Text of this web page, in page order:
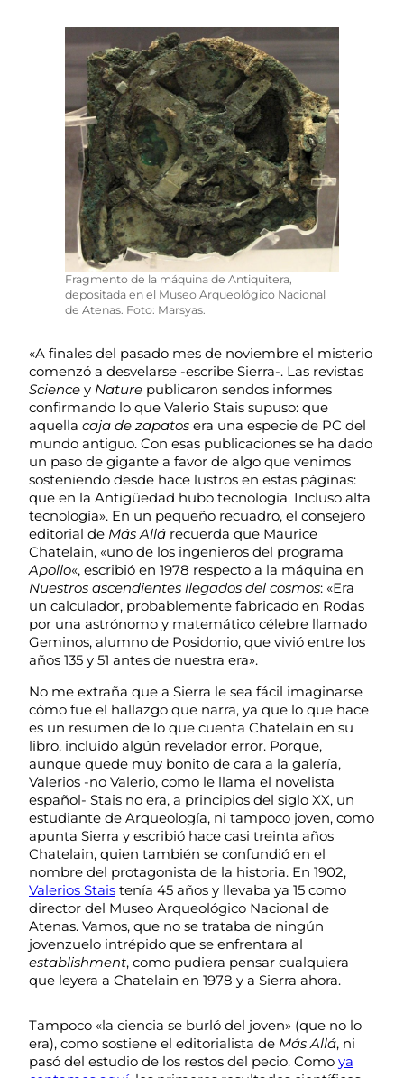
Fragmento de la máquina de Antiquitera,
depositada en el Museo Arqueológico Nacional
de Atenas. Foto: Marsyas.
«A finales del pasado mes de noviembre el misterio
comenzó a desvelarse -escribe Sierra-. Las revistas
Science y Nature publicaron sendos informes
confirmando lo que Valerio Stais supuso: que
aquella caja de zapatos era una especie de PC del
mundo antiguo. Con esas publicaciones se ha dado
un paso de gigante a favor de algo que venimos
sosteniendo desde hace lustros en estas páginas:
que en la Antigüedad hubo tecnología. Incluso alta
tecnología». En un pequeño recuadro, el consejero
editorial de Más Allá recuerda que Maurice
Chatelain, «uno de los ingenieros del programa
Apollo«, escribió en 1978 respecto a la máquina en
Nuestros ascendientes llegados del cosmos: «Era
un calculador, probablemente fabricado en Rodas
por una astrónomo y matemático célebre llamado
Geminos, alumno de Posidonio, que vivió entre los
años 135 y 51 antes de nuestra era».
No me extraña que a Sierra le sea fácil imaginarse
cómo fue el hallazgo que narra, ya que lo que hace
es un resumen de lo que cuenta Chatelain en su
libro, incluido algún revelador error. Porque,
aunque quede muy bonito de cara a la galería,
Valerios -no Valerio, como le llama el novelista
español- Stais no era, a principios del siglo XX, un
estudiante de Arqueología, ni tampoco joven, como
apunta Sierra y escribió hace casi treinta años
Chatelain, quien también se confundió en el
nombre del protagonista de la historia. En 1902,
Valerios Stais tenía 45 años y llevaba ya 15 como
director del Museo Arqueológico Nacional de
Atenas. Vamos, que no se trataba de ningún
jovenzuelo intrépido que se enfrentara al
establishment, como pudiera pensar cualquiera
que leyera a Chatelain en 1978 y a Sierra ahora.
Tampoco «la ciencia se burló del joven» (que no lo
era), como sostiene el editorialista de Más Allá, ni
pasó del estudio de los restos del pecio. Como ya